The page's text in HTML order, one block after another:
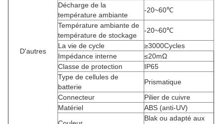
D'autres
Décharge de la
température ambiante
-20~60℃
Température ambiante de
température de stockage
-20~60℃
La vie de cycle
≥3000Cycles
Impédance interne
≤20mΩ
Classe de protection
IP65
Type de cellules de
batterie
Prismatique
Connecteur
Pilier de cuivre
Matériel
ABS (anti-UV)
Blak ou adapté aux